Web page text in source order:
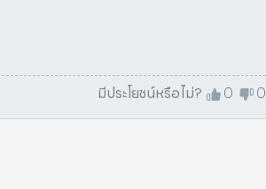
มีประโยชน์หรือไม่? 0 0